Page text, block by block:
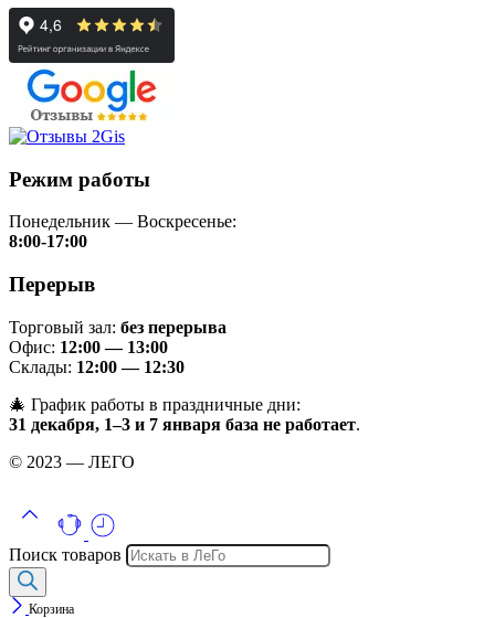
Режим работы
Понедельник — Воскресенье:
8:00-17:00
Перерыв
Торговый зал: без перерыва
Офис: 12:00 — 13:00
Склады: 12:00 — 12:30
🎄 График работы в праздничные дни:
31 декабря, 1–3 и 7 января база не работает.
© 2023 — ЛЕГО
Поиск товаров
Корзина